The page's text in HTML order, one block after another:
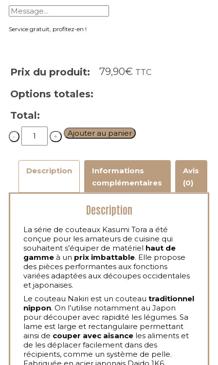
Service gratuit, profitez-en !
Prix du produit: 79,90€ TTC
Options totales:
Total:
Quantity Ajouter au panier
Description
Informations
complémentaires
Avis
(0)
Description
La série de couteaux Kasumi Tora a été
conçue pour les amateurs de cuisine qui
souhaitent s’équiper de matériel haut de
gamme à un prix imbattable. Elle propose
des pièces performantes aux fonctions
variées adaptées aux découpes occidentales
et japonaises.
Le couteau Nakiri est un couteau traditionnel
nippon. On l’utilise notamment au Japon
pour découper avec rapidité les légumes. Sa
lame est large et rectangulaire permettant
ainsi de couper avec aisance les aliments et
de les déplacer facilement dans des
récipients, comme un système de pelle.